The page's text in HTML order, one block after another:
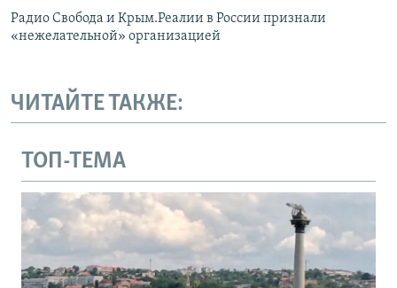
Радио Свобода и Крым.Реалии в России признали
«нежелательной» организацией
ЧИТАЙТЕ ТАКЖЕ:
ТОП-ТЕМА